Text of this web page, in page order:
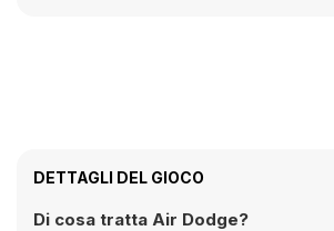
DETTAGLI DEL GIOCO
Di cosa tratta Air Dodge?